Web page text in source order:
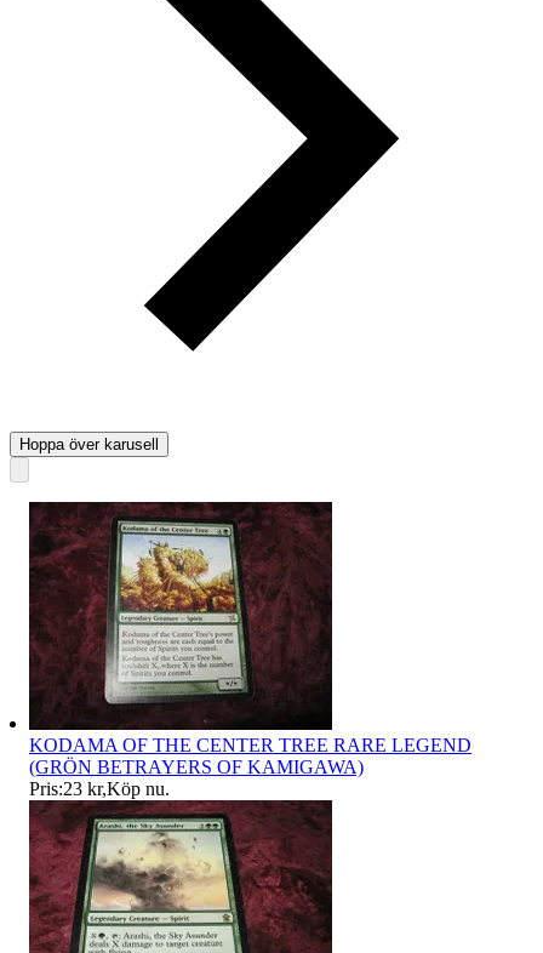
Hoppa över karusell
KODAMA OF THE CENTER TREE RARE LEGEND
(GRÖN BETRAYERS OF KAMIGAWA)
Pris:23 kr,Köp nu.